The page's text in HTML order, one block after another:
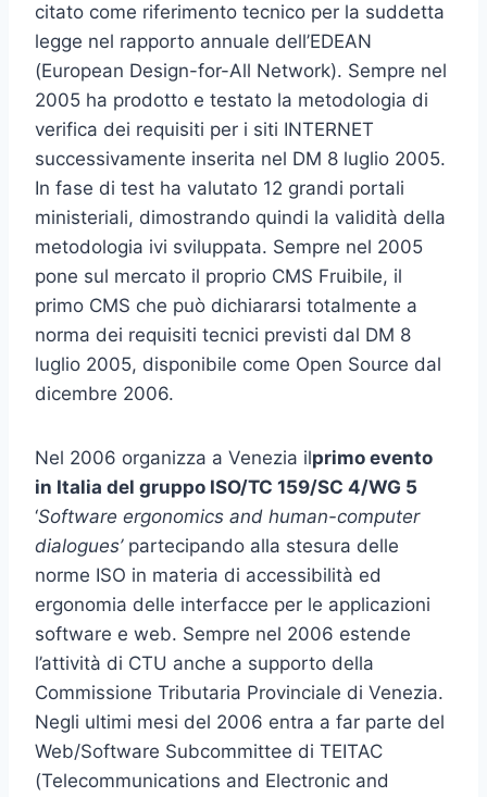
citato come riferimento tecnico per la suddetta
legge nel rapporto annuale dell’EDEAN
(European Design-for-All Network). Sempre nel
2005 ha prodotto e testato la metodologia di
verifica dei requisiti per i siti INTERNET
successivamente inserita nel DM 8 luglio 2005.
In fase di test ha valutato 12 grandi portali
ministeriali, dimostrando quindi la validità della
metodologia ivi sviluppata. Sempre nel 2005
pone sul mercato il proprio CMS Fruibile, il
primo CMS che può dichiararsi totalmente a
norma dei requisiti tecnici previsti dal DM 8
luglio 2005, disponibile come Open Source dal
dicembre 2006.
Nel 2006 organizza a Venezia ilprimo evento
in Italia del gruppo ISO/TC 159/SC 4/WG 5
‘Software ergonomics and human-computer
dialogues’partecipando alla stesura delle
norme ISO in materia di accessibilità ed
ergonomia delle interfacce per le applicazioni
software e web. Sempre nel 2006 estende
l’attività di CTU anche a supporto della
Commissione Tributaria Provinciale di Venezia.
Negli ultimi mesi del 2006 entra a far parte del
Web/Software Subcommittee di TEITAC
(Telecommunications and Electronic and